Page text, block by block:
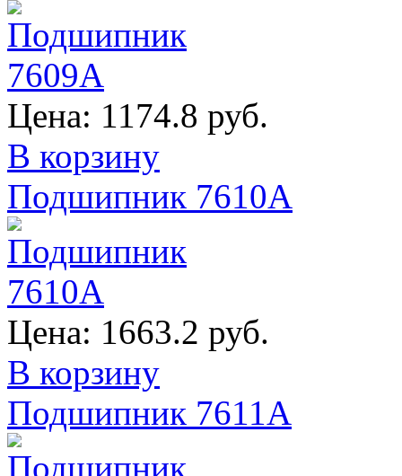
Цена: 1174.8 руб.
В корзину
Подшипник 7610А
Цена: 1663.2 руб.
В корзину
Подшипник 7611А